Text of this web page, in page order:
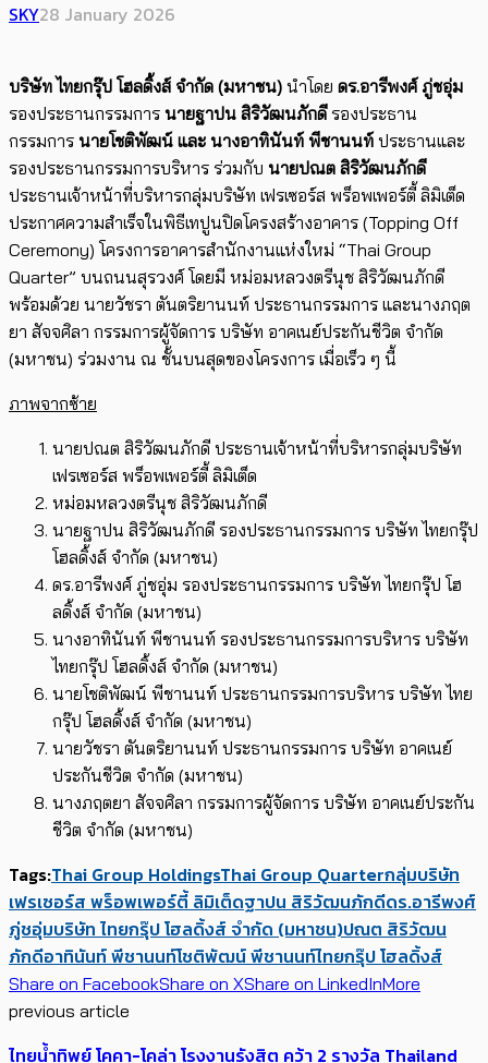
SKY28 January 2026
บริษัท ไทยกรุ๊ป โฮลดิ้งส์ จำกัด (มหาชน) นำโดย ดร.อารีพงศ์ ภู่ชอุ่ม
รองประธานกรรมการ นายฐาปน สิริวัฒนภักดีรองประธาน
กรรมการ นายโชติพัฒน์ และ นางอาทินันท์ พีชานนท์ ประธานและ
รองประธานกรรมการบริหาร ร่วมกับ นายปณต สิริวัฒนภักดี
ประธานเจ้าหน้าที่บริหารกลุ่มบริษัท เฟรเซอร์ส พร็อพเพอร์ตี้ ลิมิเต็ด
ประกาศความสำเร็จในพิธีเทปูนปิดโครงสร้างอาคาร (Topping Off
Ceremony) โครงการอาคารสำนักงานแห่งใหม่ “Thai Group
Quarter” บนถนนสุรวงศ์ โดยมี หม่อมหลวงตรีนุช สิริวัฒนภักดี
พร้อมด้วย นายวัชรา ตันตริยานนท์ ประธานกรรมการ และนางภฤต
ยา สัจจศิลา กรรมการผู้จัดการ บริษัท อาคเนย์ประกันชีวิต จำกัด
(มหาชน) ร่วมงาน ณ ชั้นบนสุดของโครงการ เมื่อเร็ว ๆ นี้
ภาพจากซ้าย
นายปณต สิริวัฒนภักดี ประธานเจ้าหน้าที่บริหารกลุ่มบริษัท
เฟรเซอร์ส พร็อพเพอร์ตี้ ลิมิเต็ด
หม่อมหลวงตรีนุช สิริวัฒนภักดี
นายฐาปน สิริวัฒนภักดี รองประธานกรรมการ บริษัท ไทยกรุ๊ป
โฮลดิ้งส์ จำกัด (มหาชน)
ดร.อารีพงศ์ ภู่ชอุ่ม รองประธานกรรมการ บริษัท ไทยกรุ๊ป โฮ
ลดิ้งส์ จำกัด (มหาชน)
นางอาทินันท์ พีชานนท์ รองประธานกรรมการบริหาร บริษัท
ไทยกรุ๊ป โฮลดิ้งส์ จำกัด (มหาชน)
นายโชติพัฒน์ พีชานนท์ ประธานกรรมการบริหาร บริษัท ไทย
กรุ๊ป โฮลดิ้งส์ จำกัด (มหาชน)
นายวัชรา ตันตริยานนท์ ประธานกรรมการ บริษัท อาคเนย์
ประกันชีวิต จำกัด (มหาชน)
นางภฤตยา สัจจศิลา กรรมการผู้จัดการ บริษัท อาคเนย์ประกัน
ชีวิต จำกัด (มหาชน)
Tags:Thai Group HoldingsThai Group Quarterกลุ่มบริษัท
เฟรเซอร์ส พร็อพเพอร์ตี้ ลิมิเต็ดฐาปน สิริวัฒนภักดีดร.อารีพงศ์
ภู่ชอุ่มบริษัท ไทยกรุ๊ป โฮลดิ้งส์ จำกัด (มหาชน)ปณต สิริวัฒน
ภักดีอาทินันท์ พีชานนท์โชติพัฒน์ พีชานนท์ไทยกรุ๊ป โฮลดิ้งส์
Share on FacebookShare on XShare on LinkedInMore
previous article
ไทยน้ำทิพย์ โคคา-โคล่า โรงงานรังสิต คว้า 2 รางวัล Thailand